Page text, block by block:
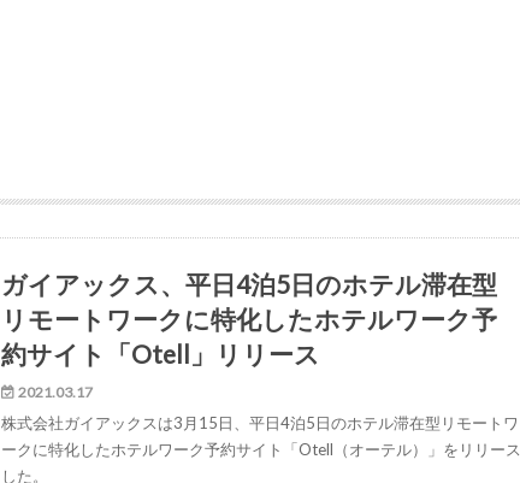
ガイアックス、平日4泊5日のホテル滞在型
リモートワークに特化したホテルワーク予
約サイト「Otell」リリース
2021.03.17
株式会社ガイアックスは3月15日、平日4泊5日のホテル滞在型リモートワ
ークに特化したホテルワーク予約サイト「Otell（オーテル）」をリリース
した。